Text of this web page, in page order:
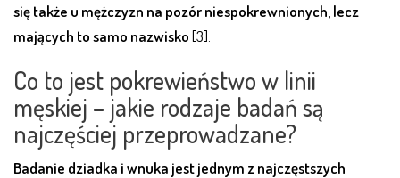
się także u mężczyzn na pozór niespokrewnionych, lecz
mających to samo nazwisko[3].
Co to jest pokrewieństwo w linii
męskiej – jakie rodzaje badań są
najczęściej przeprowadzane?
Badanie dziadka i wnuka jest jednym z najczęstszych